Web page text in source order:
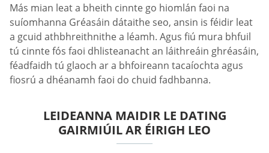
Más mian leat a bheith cinnte go hiomlán faoi na
suíomhanna Gréasáin dátaithe seo, ansin is féidir leat
a gcuid athbhreithnithe a léamh. Agus fiú mura bhfuil
tú cinnte fós faoi dhlisteanacht an láithreáin ghréasáin,
féadfaidh tú glaoch ar a bhfoireann tacaíochta agus
fiosrú a dhéanamh faoi do chuid fadhbanna.
LEIDEANNA MAIDIR LE DATING
GAIRMIÚIL AR ÉIRIGH LEO